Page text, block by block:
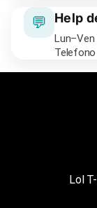
💬 Help
Lun–Ven
Lol